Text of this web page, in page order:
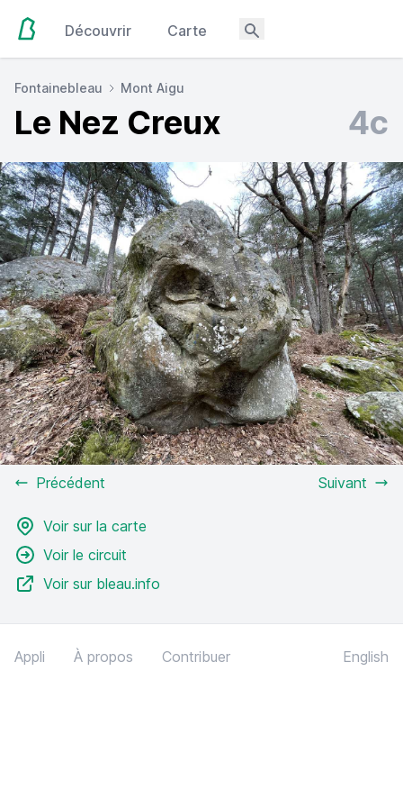
Découvrir Carte
Fontainebleau Mont Aigu
Le Nez Creux 4c
Précédent Suivant
Voir sur la carte
Voir le circuit
Voir sur bleau.info
Appli À propos Contribuer English